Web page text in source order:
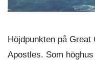
Höjdpunkten på Great
Apostles. Som